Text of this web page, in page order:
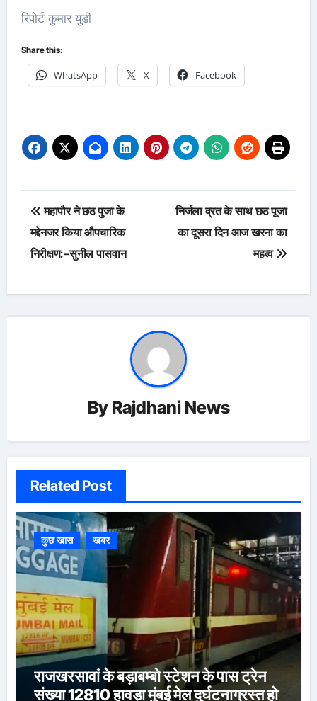
रिपोर्ट कुमार युडी
Share this:
WhatsApp X Facebook
Post
navigation
महापौर ने छठ पुजा के
मद्देनजर किया औपचारिक
निरीक्षण:-सुनील पासवान
निर्जला व्रत के साथ छठ पूजा
का दूसरा दिन आज खरना का
महत्व
By Rajdhani News
Related Post
कुछ खास खबर
राजखरसावां के बड़ाबम्बो स्टेशन के पास ट्रेन
संख्या 12810 हावड़ा मुंबई मेल दुर्घटनाग्रस्त हो